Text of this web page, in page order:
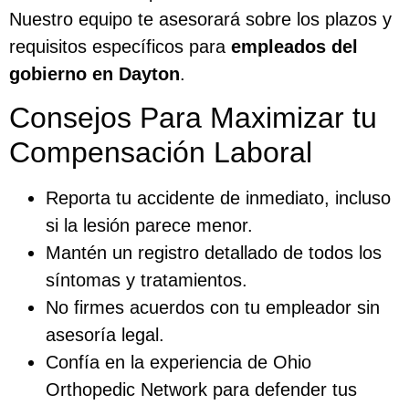
Nuestro equipo te asesorará sobre los plazos y
requisitos específicos para empleados del
gobierno en Dayton.
Consejos Para Maximizar tu
Compensación Laboral
Reporta tu accidente de inmediato, incluso
si la lesión parece menor.
Mantén un registro detallado de todos los
síntomas y tratamientos.
No firmes acuerdos con tu empleador sin
asesoría legal.
Confía en la experiencia de Ohio
Orthopedic Network para defender tus